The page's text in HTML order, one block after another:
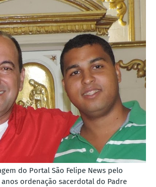
do Portal São Felipe News pelo
ordenação sacerdotal do Padre